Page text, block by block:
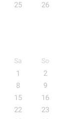
25
26
Sa So
1
2
8
9
15
16
22
23